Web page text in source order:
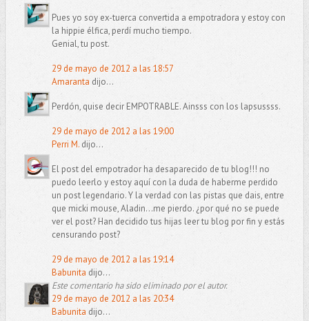
Pues yo soy ex-tuerca convertida a empotradora y estoy con
la hippie élfica, perdí mucho tiempo.
Genial, tu post.
29 de mayo de 2012 a las 18:57
Amaranta dijo...
Perdón, quise decir EMPOTRABLE. Ainsss con los lapsussss.
29 de mayo de 2012 a las 19:00
Perri M.dijo...
El post del empotrador ha desaparecido de tu blog!!! no
puedo leerlo y estoy aquí con la duda de haberme perdido
un post legendario. Y la verdad con las pistas que dais, entre
que micki mouse, Aladin...me pierdo. ¿por qué no se puede
ver el post? Han decidido tus hijas leer tu blog por fin y estás
censurando post?
29 de mayo de 2012 a las 19:14
Babunita dijo...
Este comentario ha sido eliminado por el autor.
29 de mayo de 2012 a las 20:34
Babunita dijo...